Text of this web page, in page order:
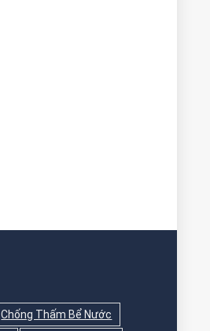
Chống Thấm Bể Nước